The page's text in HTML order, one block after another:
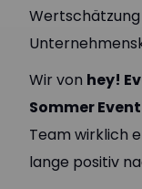
Wir von hey!
Sommer
Team wirklich
lange positiv